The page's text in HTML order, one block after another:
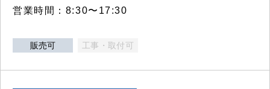
営業時間：8:30〜17:30
販売可 工事・取付可